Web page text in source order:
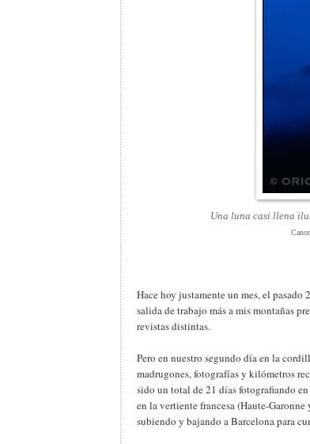
Una luna casi llena
Hace hoy justamente un mes, el
salida de trabajo más a mis montañas
revistas distintas.
Pero en nuestro segundo día en la
madrugones, fotografías y kilómetros
sido un total de 21 días fotografiando
en la vertiente francesa (Haute-
subiendo y bajando a Barcelona para